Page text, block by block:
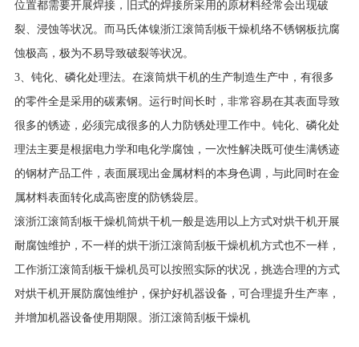
位置都需要开展焊接，旧式的焊接所采用的原材料经常会出现破
裂、浸蚀等状况。而马氏体镍浙江滚筒刮板干燥机络不锈钢板抗腐
蚀极高，极为不易导致破裂等状况。
3、钝化、磷化处理法。在滚筒烘干机的生产制造生产中，有很多
的零件全是采用的碳素钢。运行时间长时，非常容易在其表面导致
很多的锈迹，必须完成很多的人力防锈处理工作中。钝化、磷化处
理法主要是根据电力学和电化学腐蚀，一次性解决既可使生满锈迹
的钢材产品工件，表面展现出金属材料的本身色调，与此同时在金
属材料表面转化成高密度的防锈袋层。
滚浙江滚筒刮板干燥机筒烘干机一般是选用以上方式对烘干机开展
耐腐蚀维护，不一样的烘干浙江滚筒刮板干燥机机方式也不一样，
工作浙江滚筒刮板干燥机员可以按照实际的状况，挑选合理的方式
对烘干机开展防腐蚀维护，保护好机器设备，可合理提升生产率，
并增加机器设备使用期限。浙江滚筒刮板干燥机